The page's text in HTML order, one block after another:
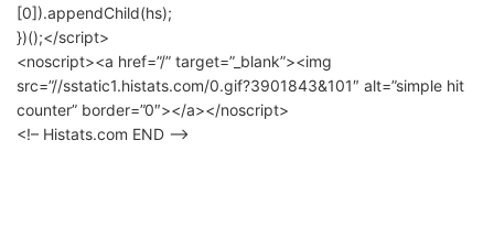
[0]).appendChild(hs);
})();</script>
<noscript><a href=”/” target=”_blank”><img
src=”//sstatic1.histats.com/0.gif?3901843&101″ alt=”simple hit
counter” border=”0″></a></noscript>
<!– Histats.com END –>